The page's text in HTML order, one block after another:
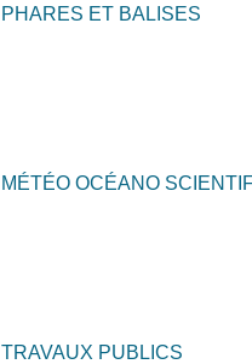
PHARES ET BALISES
MÉTÉO OCÉANO
TRAVAUX PUBLICS